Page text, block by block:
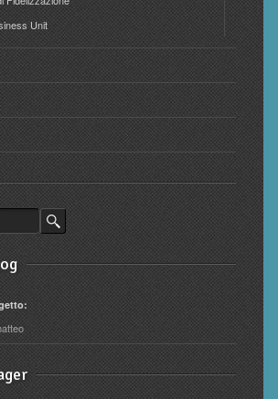
Unit